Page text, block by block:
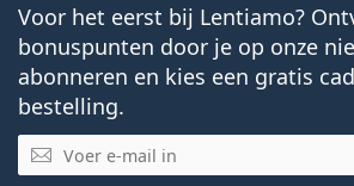
Voor het eerst bij Lentiamo?
bonuspunten door je op onze
abonneren en kies een gratis
bestelling.
E-mail